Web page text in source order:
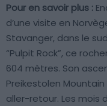
Pour en savoir plus :
d’une visite en
Stavanger, dans le
“Pulpit Rock”, ce
604 mètres. Son
Preikestolen
aller-retour. Les mois